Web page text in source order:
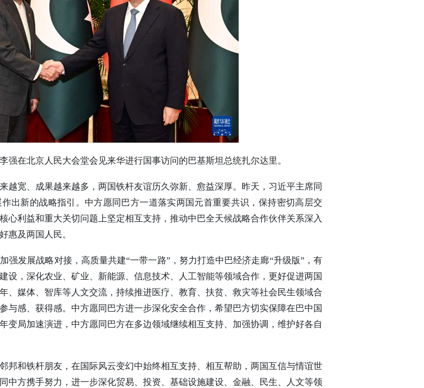
强在北京人民大会堂会见来华进行国事访问的巴基斯坦总统扎尔达里。
越宽、成果越来越多，两国铁杆友谊历久弥新、愈益深厚。昨天，习近平主席同
出新的战略指引。中方愿同巴方一道落实两国元首重要共识，保持密切高层交
心利益和重大关切问题上坚定相互支持，推动中巴全天候战略合作伙伴关系深入
惠及两国人民。
强发展战略对接，高质量共建“一带一路”，努力打造中巴经济走廊“升级版”，有
设，深化农业、矿业、新能源、信息技术、人工智能等领域合作，更好促进两国
、媒体、智库等人文交流，持续推进医疗、教育、扶贫、救灾等社会民生领域合
与感、获得感。中方愿同巴方进一步深化安全合作，希望巴方切实保障在巴中国
变局加速演进，中方愿同巴方在多边领域继续相互支持、加强协调，维护好各自
邦和铁杆朋友，在国际风云变幻中始终相互支持、相互帮助，两国互信与情谊世
中方携手努力，进一步深化贸易、投资、基础设施建设、金融、民生、人文等领